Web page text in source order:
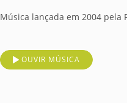
Música lançada em 2004 pela
OUVIR MÚSICA